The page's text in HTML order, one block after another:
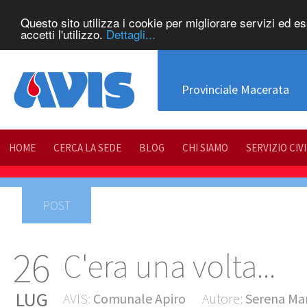
Questo sito utilizza i cookie per migliorare servizi ed
accetti l'utilizzo. Dettagli...
Provinciale Macerata
HOME CERCA LA SEDE BLOG CHI SIAMO SERVIZIO
POST
26
LUG
C'era una volta...
AVIS: Comunale Apiro Autore: Serena